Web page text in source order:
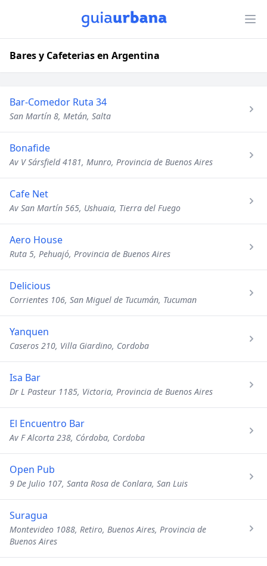
Bares y Cafeterias en Argentina
Bar-Comedor Ruta 34
San Martín 8, Metán, Salta
Bonafide
Av V Sársfield 4181, Munro, Provincia de Buenos Aires
Cafe Net
Av San Martín 565, Ushuaia, Tierra del Fuego
Aero House
Ruta 5, Pehuajó, Provincia de Buenos Aires
Delicious
Corrientes 106, San Miguel de Tucumán, Tucuman
Yanquen
Caseros 210, Villa Giardino, Cordoba
Isa Bar
Dr L Pasteur 1185, Victoria, Provincia de Buenos Aires
El Encuentro Bar
Av F Alcorta 238, Córdoba, Cordoba
Open Pub
9 De Julio 107, Santa Rosa de Conlara, San Luis
Suragua
Montevideo 1088, Retiro, Buenos Aires, Provincia de
Buenos Aires